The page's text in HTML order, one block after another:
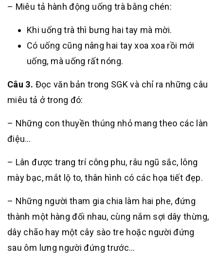
– Miêu tả hành động uống trà bằng chén:
Khi uống trà thì bưng hai tay mà mời.
Có uống cũng nâng hai tay xoa xoa rồi mới
uống, mà uống rất nóng.
Câu 3. Đọc văn bản trong SGK và chỉ ra những câu
miêu tả ở trong đó:
– Những con thuyền thúng nhỏ mang theo các làn
điệu…
– Lân được trang trí công phu, râu ngũ sắc, lông
mày bạc, mắt lộ to, thân hình có các họa tiết đẹp.
– Những người tham gia chia làm hai phe, đứng
thành một hàng đối nhau, cùng nắm sợi dây thừng,
dây chão hay một cây sào tre hoặc người đứng
sau ôm lưng người đứng trước…